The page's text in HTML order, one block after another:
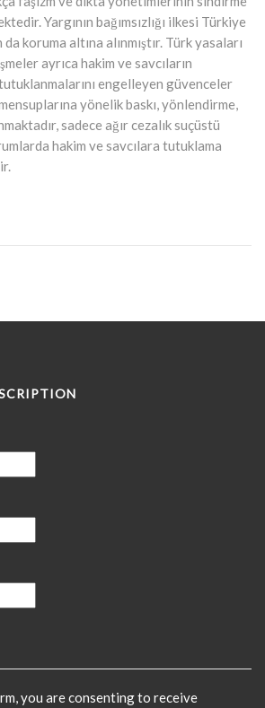
Yargının bağımsızlığı ilkesi Türkiye
koruma altına alınmıştır. Türk yasaları
ayrıca hakim ve savcıların
engelleyen güvenceler
yönelik baskı, yönlendirme,
sadece ağır cezalık suçüstü
hakim ve savcılara tutuklama
you are consenting to receive